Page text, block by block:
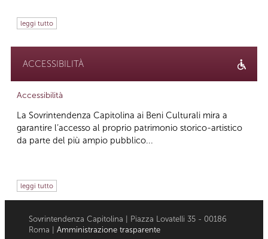
leggi tutto
ACCESSIBILITÀ
Accessibilità
La Sovrintendenza Capitolina ai Beni Culturali mira a
garantire l’accesso al proprio patrimonio storico-artistico
da parte del più ampio pubblico...
leggi tutto
Sovrintendenza Capitolina | Piazza Lovatelli 35 - 00186
Roma | Amministrazione trasparente